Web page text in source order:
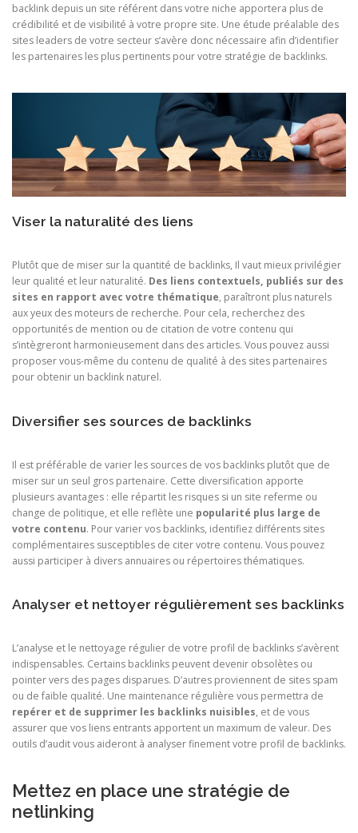
backlink depuis un site référent dans votre niche apportera plus de
crédibilité et de visibilité à votre propre site. Une étude préalable des
sites leaders de votre secteur s’avère donc nécessaire afin d’identifier
les partenaires les plus pertinents pour votre stratégie de backlinks.
Viser la naturalité des liens
Plutôt que de miser sur la quantité de backlinks, Il vaut mieux privilégier
leur qualité et leur naturalité. Des liens contextuels, publiés sur des
sites en rapport avec votre thématique, paraîtront plus naturels
aux yeux des moteurs de recherche. Pour cela, recherchez des
opportunités de mention ou de citation de votre contenu qui
s’intègreront harmonieusement dans des articles. Vous pouvez aussi
proposer vous-même du contenu de qualité à des sites partenaires
pour obtenir un backlink naturel.
Diversifier ses sources de backlinks
Il est préférable de varier les sources de vos backlinks plutôt que de
miser sur un seul gros partenaire. Cette diversification apporte
plusieurs avantages : elle répartit les risques si un site referme ou
change de politique, et elle reflète une popularité plus large de
votre contenu. Pour varier vos backlinks, identifiez différents sites
complémentaires susceptibles de citer votre contenu. Vous pouvez
aussi participer à divers annuaires ou répertoires thématiques.
Analyser et nettoyer régulièrement ses backlinks
L’analyse et le nettoyage régulier de votre profil de backlinks s’avèrent
indispensables. Certains backlinks peuvent devenir obsolètes ou
pointer vers des pages disparues. D’autres proviennent de sites spam
ou de faible qualité. Une maintenance régulière vous permettra de
repérer et de supprimer les backlinks nuisibles, et de vous
assurer que vos liens entrants apportent un maximum de valeur. Des
outils d’audit vous aideront à analyser finement votre profil de backlinks.
Mettez en place une stratégie de
netlinking